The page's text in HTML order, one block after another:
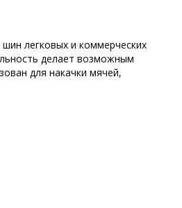
легковых и коммерческих
делает возможным
для накачки мячей,